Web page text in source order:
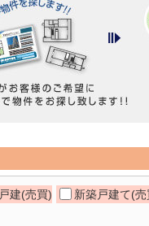
戸建(売買) 新築戸建て(売